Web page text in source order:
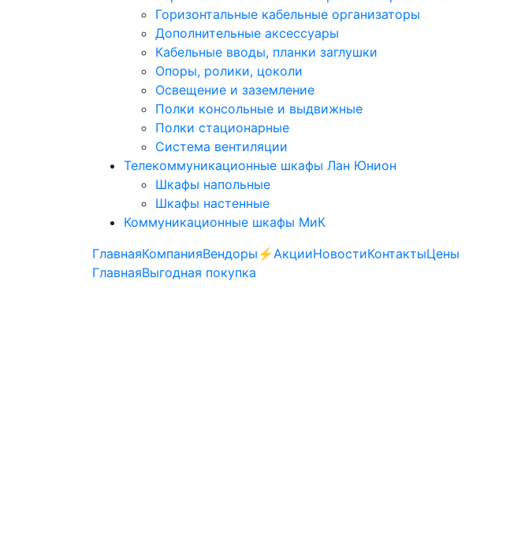
Горизонтальные кабельные организаторы
Дополнительные аксессуары
Кабельные вводы, планки заглушки
Опоры, ролики, цоколи
Освещение и заземление
Полки консольные и выдвижные
Полки стационарные
Система вентиляции
Телекоммуникационные шкафы Лан Юнион
Шкафы напольные
Шкафы настенные
Коммуникационные шкафы МиК
ГлавнаяКомпанияВендоры ⚡️АкцииНовостиКонтактыЦены
ГлавнаяВыгодная покупка